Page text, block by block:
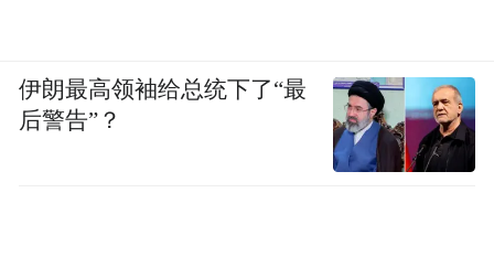
伊朗最高领袖给总统下了“最
后警告”？